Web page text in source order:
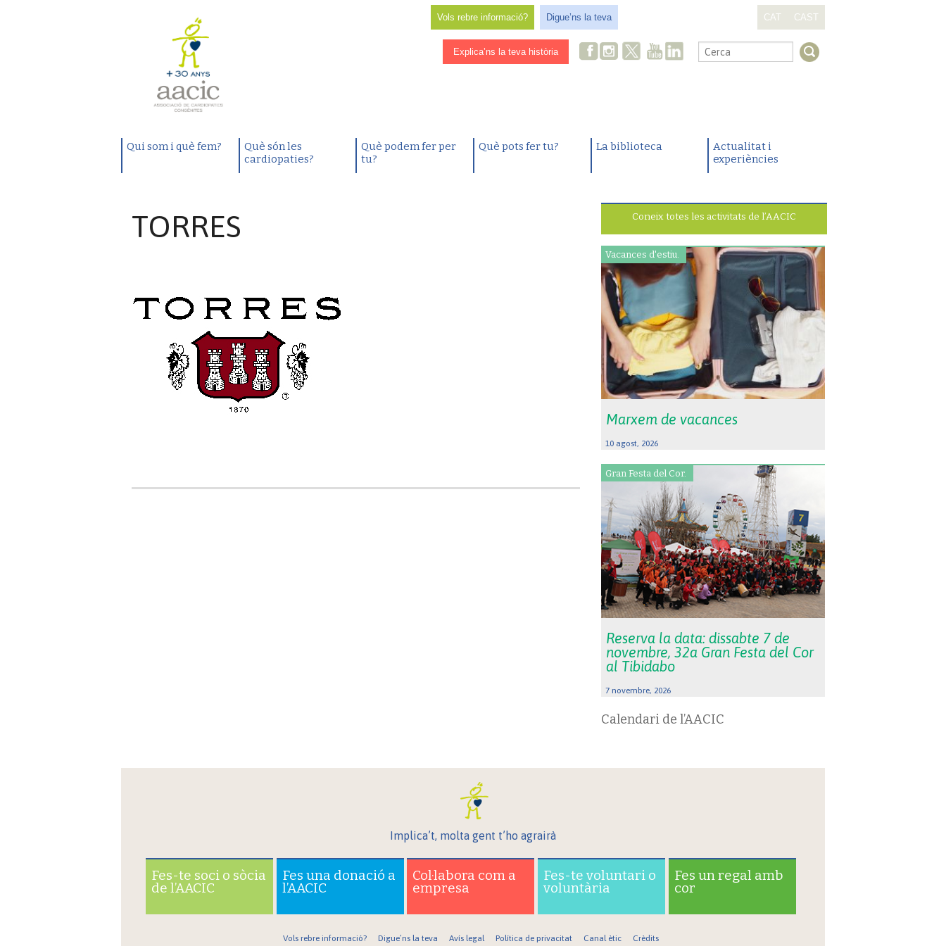
Vols rebre informació? Digue’ns la teva CAT CAST
Explica’ns la teva història .
Qui som i què fem?
Què són les
cardiopaties?
Què podem fer per
tu?
Què pots fer tu? La biblioteca
Actualitat i
experiències
TORRES Coneix totes les activitats de l’AACIC
Vacances d'estiu.
Marxem de vacances
10 agost, 2026
Gran Festa del Cor.
Reserva la data: dissabte 7 de
novembre, 32a Gran Festa del Cor
al Tibidabo
7 novembre, 2026
Calendari de l’AACIC
Implica’t, molta gent t’ho agrairà
Fes-te soci o sòcia
de l’AACIC
Fes una donació a
l’AACIC
Col·labora com a
empresa
Fes-te voluntari o
voluntària
Fes un regal amb
cor
Vols rebre informació? Digue’ns la teva Avís legal Política de privacitat Canal ètic Crèdits